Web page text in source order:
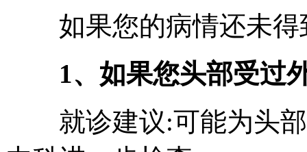
如果您的病情还未得
1、如果您头部受过
就诊建议:可能为头部